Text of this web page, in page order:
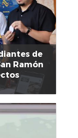
de
Ramón